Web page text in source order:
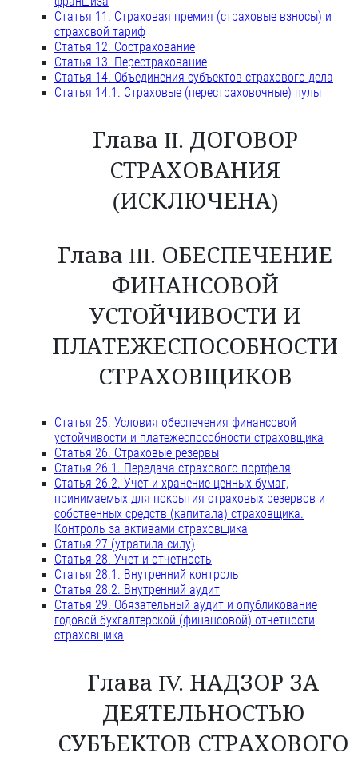
Статья 11. Страховая премия (страховые взносы) и
страховой тариф
Статья 12. Сострахование
Статья 13. Перестрахование
Статья 14. Объединения субъектов страхового дела
Статья 14.1. Страховые (перестраховочные) пулы
Глава II. ДОГОВОР
СТРАХОВАНИЯ
(ИСКЛЮЧЕНА)
Глава III. ОБЕСПЕЧЕНИЕ
ФИНАНСОВОЙ
УСТОЙЧИВОСТИ И
ПЛАТЕЖЕСПОСОБНОСТИ
СТРАХОВЩИКОВ
Статья 25. Условия обеспечения финансовой
устойчивости и платежеспособности страховщика
Статья 26. Страховые резервы
Статья 26.1. Передача страхового портфеля
Статья 26.2. Учет и хранение ценных бумаг,
принимаемых для покрытия страховых резервов и
собственных средств (капитала) страховщика.
Контроль за активами страховщика
Статья 27 (утратила силу)
Статья 28. Учет и отчетность
Статья 28.1. Внутренний контроль
Статья 28.2. Внутренний аудит
Статья 29. Обязательный аудит и опубликование
годовой бухгалтерской (финансовой) отчетности
страховщика
Глава IV. НАДЗОР ЗА
ДЕЯТЕЛЬНОСТЬЮ
СУБЪЕКТОВ СТРАХОВОГО